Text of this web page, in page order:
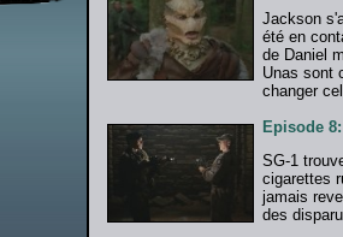
Jackson
été en
de Daniel
Unas sont
changer
Episode
SG-1
cigarettes
jamais
des